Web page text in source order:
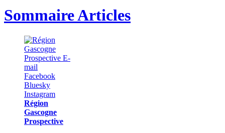
Sommaire Articles
Région
Gascogne
Prospective